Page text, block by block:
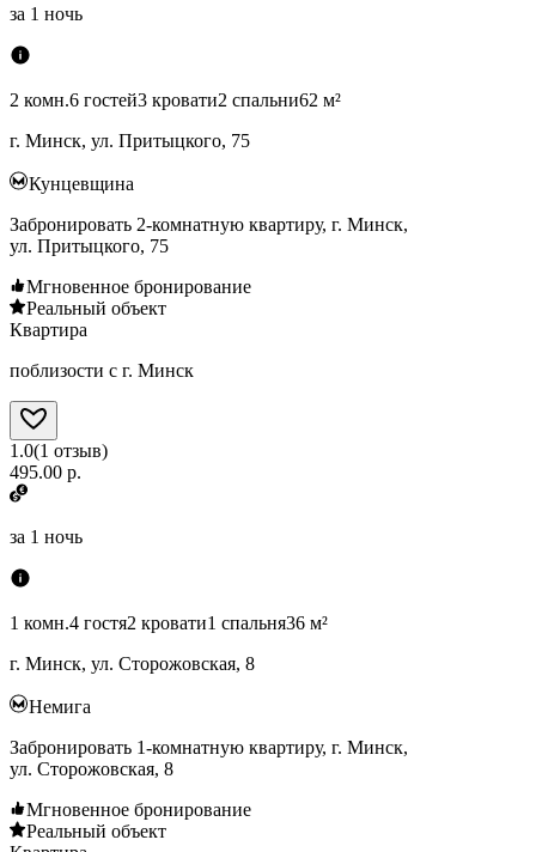
за 1 ночь
2 комн.6 гостей3 кровати2 спальни62 м²
г. Минск, ул. Притыцкого, 75
Кунцевщина
Забронировать 2-комнатную квартиру, г. Минск,
ул. Притыцкого, 75
Мгновенное бронирование
Реальный объект
Квартира
поблизости с г. Минск
1.0(1 отзыв)
495.00 р.
за 1 ночь
1 комн.4 гостя2 кровати1 спальня36 м²
г. Минск, ул. Сторожовская, 8
Немига
Забронировать 1-комнатную квартиру, г. Минск,
ул. Сторожовская, 8
Мгновенное бронирование
Реальный объект